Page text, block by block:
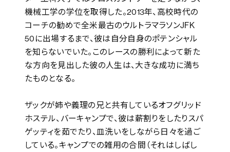
機械工学の学位を取得した。2013年、高校時代の
コーチの勧めで全米最古のウルトラマラソンJFK
50に出場するまで、彼は自分自身のポテンシャル
を知らないでいた。このレースの勝利によって新た
な方向を見出した彼の人生は、大きな成功に満ち
たものとなる。
ザックが姉や義理の兄と共有しているオフグリッド
ホステル、バーキャンプで、彼は薪割りをしたりスパ
ゲッティを茹でたり、皿洗いをしながら日々を過ご
している。キャンプでの雑用の合間（それはしばし